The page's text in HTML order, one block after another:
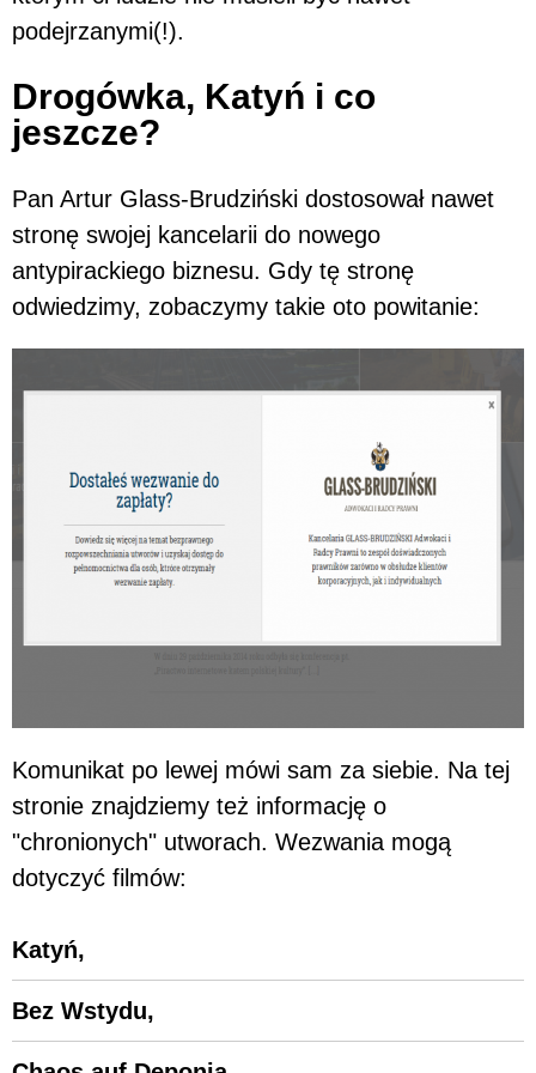
podejrzanymi(!).
Drogówka, Katyń i co
jeszcze?
Pan Artur Glass-Brudziński dostosował nawet
stronę swojej kancelarii do nowego
antypirackiego biznesu. Gdy tę stronę
odwiedzimy, zobaczymy takie oto powitanie:
Komunikat po lewej mówi sam za siebie. Na tej
stronie znajdziemy też informację o
"chronionych" utworach. Wezwania mogą
dotyczyć filmów:
Katyń,
Bez Wstydu,